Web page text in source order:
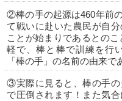
②棒の手の起源は460年前
て戦いに赴いた農民が自
ことが始まりであるとの
軽で、棒と棒で訓練を行
「棒の手」の名前の由来で
③実際に見ると、棒の手の
で圧倒されます！また気